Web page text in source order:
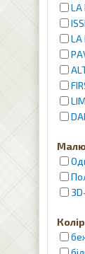
LA
LA
Колір